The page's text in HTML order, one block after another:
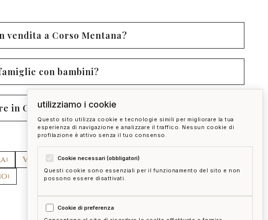
vendita a Corso Mentana?
con bambini?
in Corso Mentana?
1 Via Galata1 Via Edilio Raggio
1
utilizziamo i cookie
Questo sito utilizza cookie e tecnologie simili per migliorare la tua
esperienza di navigazione e analizzare il traffico. Nessun cookie di
profilazione è attivo senza il tuo consenso.
Cookie necessari (obbligatori)
Questi cookie sono essenziali per il funzionamento del sito e non
possono essere disattivati.
Cookie di preferenza